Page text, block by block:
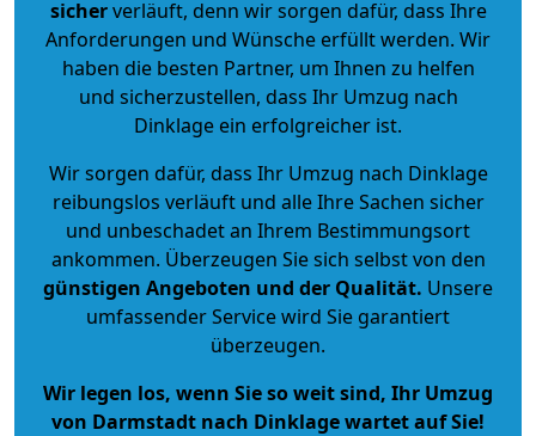
sicherverläuft, denn wir sorgen dafür, dass Ihre
Anforderungen und Wünsche erfüllt werden. Wir
haben die besten Partner, um Ihnen zu helfen
und sicherzustellen, dass Ihr Umzug nach
Dinklage ein erfolgreicher ist.
Wir sorgen dafür, dass Ihr Umzug nach Dinklage
reibungslos verläuft und alle Ihre Sachen sicher
und unbeschadet an Ihrem Bestimmungsort
ankommen. Überzeugen Sie sich selbst von den
günstigen Angeboten und der Qualität. Unsere
umfassender Service wird Sie garantiert
überzeugen.
Wir legen los, wenn Sie so weit sind, Ihr Umzug
von Darmstadt nach Dinklage wartet auf Sie!